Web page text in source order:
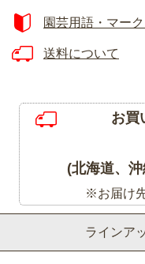
ライン
園芸用語・マー
送料について
お買
(北海道、
※お届け